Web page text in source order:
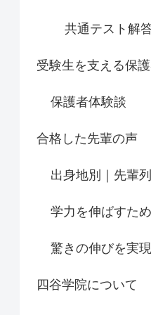
共通テスト解
受験生を支える保
保護者体験談
合格した先輩の声
出身地別｜先輩
学力を伸ばすた
驚きの伸びを実
四谷学院について